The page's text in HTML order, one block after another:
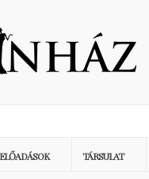
ELŐADÁSOK TÁRSULAT